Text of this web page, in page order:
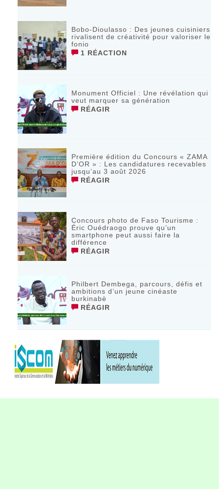
Bobo-Dioulasso : Des jeunes cuisiniers
rivalisent de créativité pour valoriser le
fonio
1 RÉACTION
Monument Officiel : Une révélation qui
veut marquer sa génération
RÉAGIR
‎Première édition du Concours « ZAMA
D’OR » : Les candidatures recevables
jusqu’au 3 août 2026 ‎
RÉAGIR
Concours photo de Faso Tourisme :
Éric Ouédraogo prouve qu’un
smartphone peut aussi faire la
différence
RÉAGIR
Philbert Dembega, parcours, défis et
ambitions d’un jeune cinéaste
burkinabè
RÉAGIR